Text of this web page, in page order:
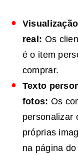
real: Os
é o item
comprar.
Texto
fotos: Os
personalizar
próprias
na página